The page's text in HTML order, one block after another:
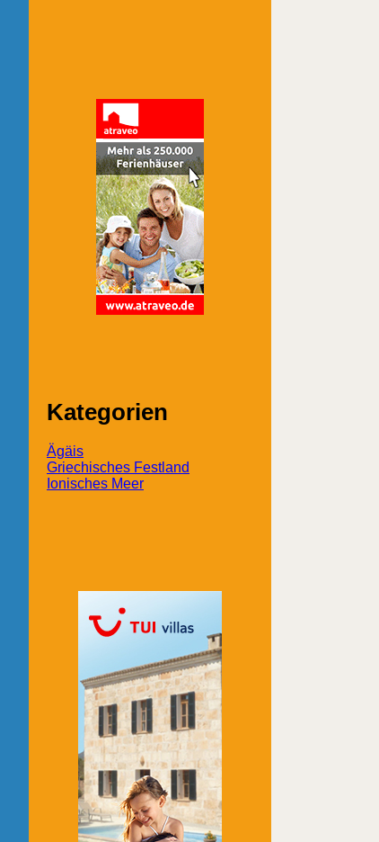
Kategorien
Ägäis
Griechisches Festland
Ionisches Meer